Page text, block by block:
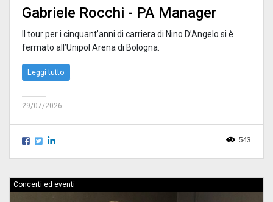
Gabriele Rocchi - PA Manager
Il tour per i cinquant’anni di carriera di Nino D’Angelo si è
fermato all’Unipol Arena di Bologna.
Leggi tutto
29/07/2026
543
Concerti ed eventi